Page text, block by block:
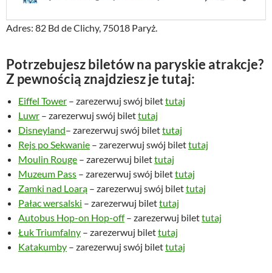
Adres: 82 Bd de Clichy, 75018 Paryż.
Potrzebujesz biletów na paryskie atrakcje?
Z pewnością znajdziesz je tutaj:
Eiffel Tower – zarezerwuj swój bilettutaj
Luwr – zarezerwuj swój bilettutaj
Disneyland– zarezerwuj swój bilettutaj
Rejs po Sekwanie – zarezerwuj swój bilettutaj
Moulin Rouge – zarezerwuj bilettutaj
Muzeum Pass – zarezerwuj swój bilettutaj
Zamki nad Loarą – zarezerwuj swój bilettutaj
Pałac wersalski – zarezerwuj bilettutaj
Autobus Hop-on Hop-off– zarezerwuj bilettutaj
Łuk Triumfalny – zarezerwuj bilettutaj
Katakumby – zarezerwuj swój bilettutaj